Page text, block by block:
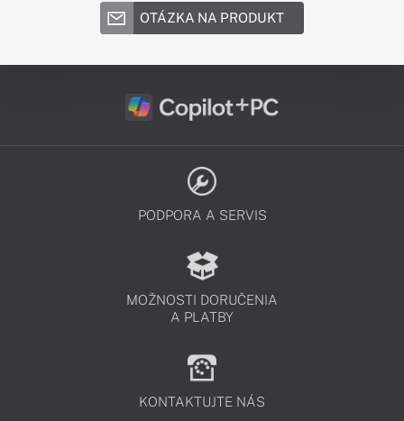
OTÁZKA NA PRODUKT
PODPORA A SERVIS
MOŽNOSTI DORUČENIA
A PLATBY
KONTAKTUJTE NÁS